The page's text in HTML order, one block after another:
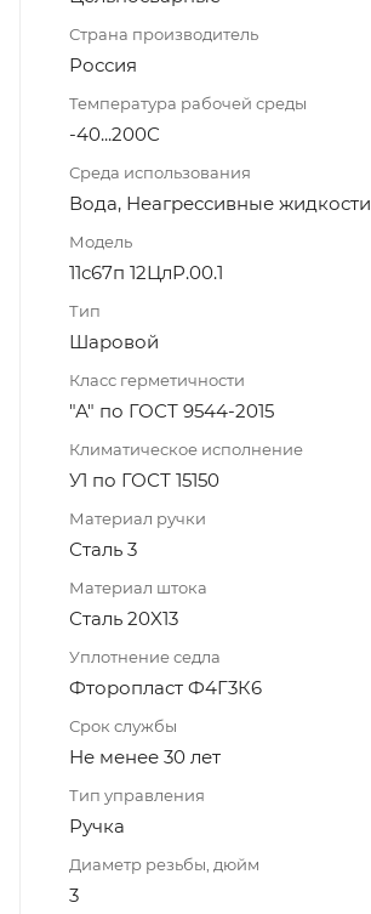
Страна производитель
Россия
Температура рабочей среды
-40...200С
Среда использования
Вода, Неагрессивные жидкости
Модель
11с67п 12ЦлР.00.1
Тип
Шаровой
Класс герметичности
"А" по ГОСТ 9544-2015
Климатическое исполнение
У1 по ГОСТ 15150
Материал ручки
Сталь 3
Материал штока
Сталь 20X13
Уплотнение седла
Фторопласт Ф4Г3К6
Срок службы
Не менее 30 лет
Тип управления
Ручка
Диаметр резьбы, дюйм
3